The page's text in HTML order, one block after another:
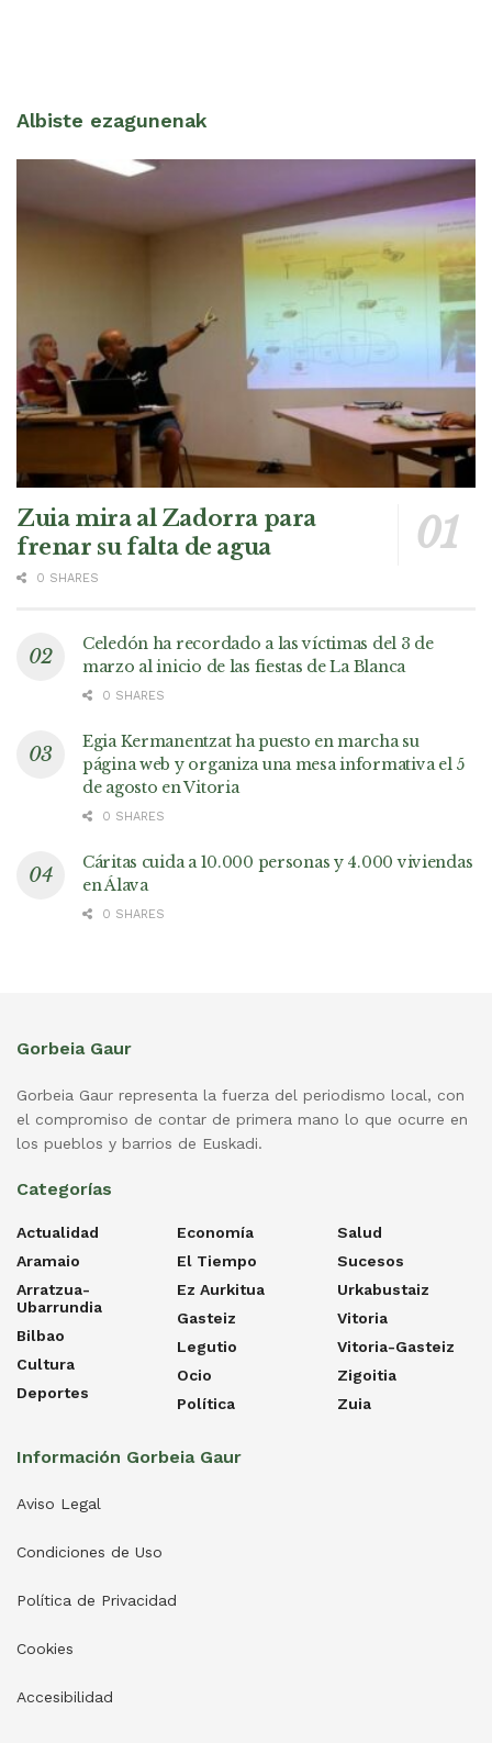
Albiste ezagunenak
Zuia mira al Zadorra para
frenar su falta de agua
0 SHARES
Celedón ha recordado a las víctimas del 3 de
marzo al inicio de las fiestas de La Blanca
0 SHARES
Egia Kermanentzat ha puesto en marcha su
página web y organiza una mesa informativa el 5
de agosto en Vitoria
0 SHARES
Cáritas cuida a 10.000 personas y 4.000 viviendas
en Álava
0 SHARES
Gorbeia Gaur
Gorbeia Gaur representa la fuerza del periodismo local, con
el compromiso de contar de primera mano lo que ocurre en
los pueblos y barrios de Euskadi.
Categorías
Actualidad
Aramaio
Arratzua-
Ubarrundia
Bilbao
Cultura
Deportes
Economía
El Tiempo
Ez Aurkitua
Gasteiz
Legutio
Ocio
Política
Salud
Sucesos
Urkabustaiz
Vitoria
Vitoria-Gasteiz
Zigoitia
Zuia
Información Gorbeia Gaur
Aviso Legal
Condiciones de Uso
Política de Privacidad
Cookies
Accesibilidad